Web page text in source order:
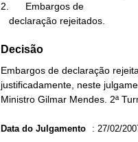
2.      Embargos de
   declaração rejeitados.
Decisão
Embargos de declaração
justificadamente, neste
Ministro Gilmar Mendes. 2ª
Data do Julgamento : 27/02/